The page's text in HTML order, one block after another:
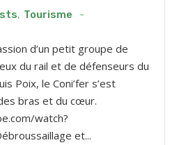
, Tourisme
-
d’un petit groupe de
du rail et de défenseurs du
Poix, le Coni’fer s’est
bras et du cœur.
watch?
et...